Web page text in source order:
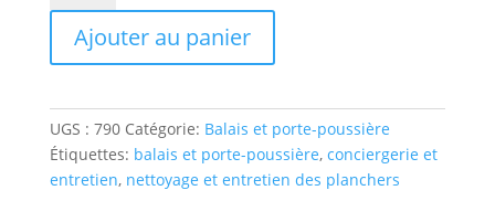
Rite-
angle
lobby
-
small,
with
28"
Ajouter au panier
UGS : 790 Catégorie: Balais et porte-poussière
Étiquettes: balais et porte-poussière, conciergerie et
entretien, nettoyage et entretien des planchers